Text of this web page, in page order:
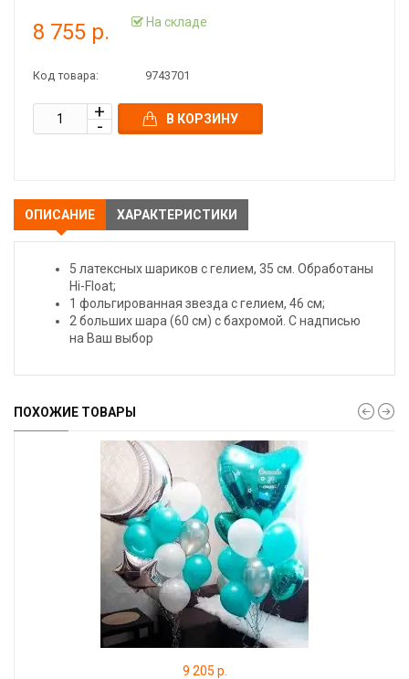
8 755 р. На складе
Код товара: 9743701
В КОРЗИНУ
ОПИСАНИЕ ХАРАКТЕРИСТИКИ
5 латексных шариков с гелием, 35 см. Обработаны
Hi-Float;
1 фольгированная звезда с гелием, 46 см;
2 больших шара (60 см) с бахромой. С надписью
на Ваш выбор
ПОХОЖИЕ ТОВАРЫ
9 205 р.